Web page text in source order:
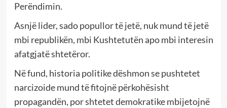
Perëndimin.
Asnjë lider, sado popullor të jetë, nuk mund të jetë
mbi republikën, mbi Kushtetutën apo mbi interesin
afatgjatë shtetëror.
Në fund, historia politike dëshmon se pushtetet
narcizoide mund të fitojnë përkohësisht
propagandën, por shtetet demokratike mbijetojnë